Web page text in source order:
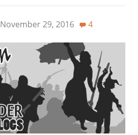
November 29, 2016 4